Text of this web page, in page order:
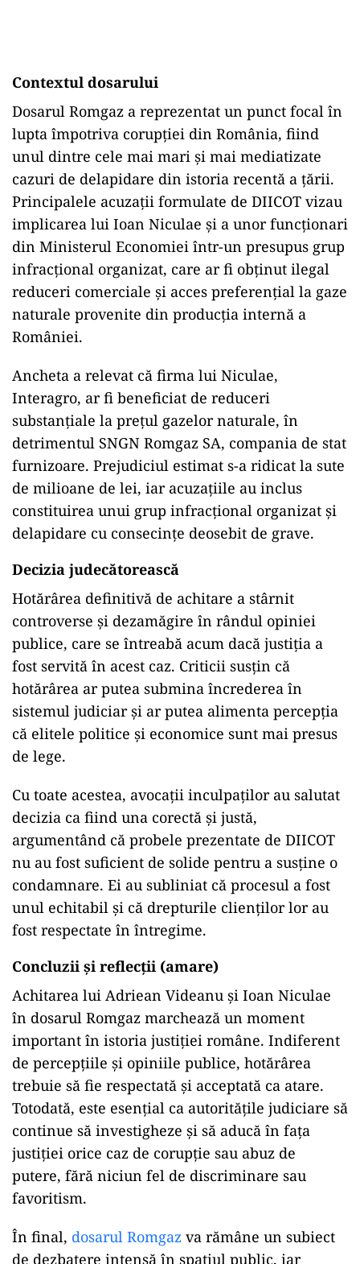
Contextul dosarului
Dosarul Romgaz a reprezentat un punct focal în
lupta împotriva corupției din România, fiind
unul dintre cele mai mari și mai mediatizate
cazuri de delapidare din istoria recentă a țării.
Principalele acuzații formulate de DIICOT vizau
implicarea lui Ioan Niculae și a unor funcționari
din Ministerul Economiei într-un presupus grup
infracțional organizat, care ar fi obținut ilegal
reduceri comerciale și acces preferențial la gaze
naturale provenite din producția internă a
României.
Ancheta a relevat că firma lui Niculae,
Interagro, ar fi beneficiat de reduceri
substanțiale la prețul gazelor naturale, în
detrimentul SNGN Romgaz SA, compania de stat
furnizoare. Prejudiciul estimat s-a ridicat la sute
de milioane de lei, iar acuzațiile au inclus
constituirea unui grup infracțional organizat și
delapidare cu consecințe deosebit de grave.
Decizia judecătorească
Hotărârea definitivă de achitare a stârnit
controverse și dezamăgire în rândul opiniei
publice, care se întreabă acum dacă justiția a
fost servită în acest caz. Criticii susțin că
hotărârea ar putea submina încrederea în
sistemul judiciar și ar putea alimenta percepția
că elitele politice și economice sunt mai presus
de lege.
Cu toate acestea, avocații inculpaților au salutat
decizia ca fiind una corectă și justă,
argumentând că probele prezentate de DIICOT
nu au fost suficient de solide pentru a susține o
condamnare. Ei au subliniat că procesul a fost
unul echitabil și că drepturile clienților lor au
fost respectate în întregime.
Concluzii și reflecții (amare)
Achitarea lui Adriean Videanu și Ioan Niculae
în dosarul Romgaz marchează un moment
important în istoria justiției române. Indiferent
de percepțiile și opiniile publice, hotărârea
trebuie să fie respectată și acceptată ca atare.
Totodată, este esențial ca autoritățile judiciare să
continue să investigheze și să aducă în fața
justiției orice caz de corupție sau abuz de
putere, fără niciun fel de discriminare sau
favoritism.
În final, dosarul Romgaz va rămâne un subiect
de dezbatere intensă în spațiul public, iar